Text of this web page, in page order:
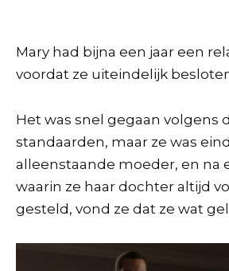
Mary had bijna een jaar een
voordat ze uiteindelijk
Het was snel gegaan volgens
standaarden, maar ze was
alleenstaande moeder, en na
waarin ze haar dochter altijd
gesteld, vond ze dat ze wat